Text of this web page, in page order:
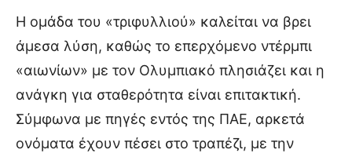
Η ομάδα του «τριφυλλιού» καλείται να βρει
άμεσα λύση, καθώς το επερχόμενο ντέρμπι
«αιωνίων» με τον Ολυμπιακό πλησιάζει και η
ανάγκη για σταθερότητα είναι επιτακτική.
Σύμφωνα με πηγές εντός της ΠΑΕ, αρκετά
ονόματα έχουν πέσει στο τραπέζι, με την